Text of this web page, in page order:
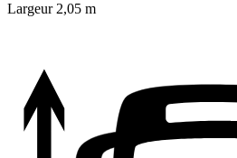
Largeur 2,05 m